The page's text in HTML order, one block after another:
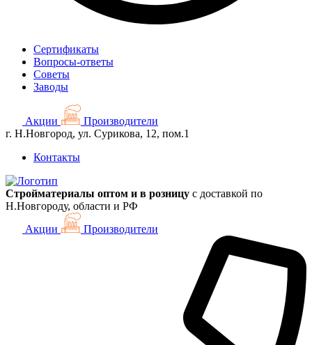
Сертификаты
Вопросы-ответы
Советы
Заводы
Акции
Производители
г. Н.Новгород, ул. Сурикова, 12, пом.1
Контакты
Стройматериалы оптом и в розницу с доставкой по
Н.Новгороду, области и РФ
Акции
Производители